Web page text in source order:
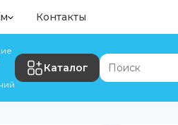
Контакты
Каталог